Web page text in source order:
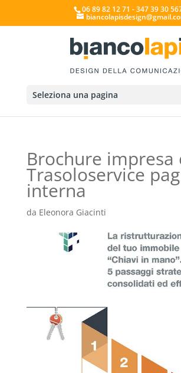
06 89 82 12 71 - 347 39 30
Seleziona una pagina
Brochure impresa
Trasoloservice
interna
da Eleonora Giacinti